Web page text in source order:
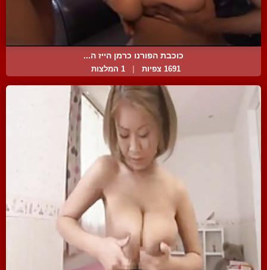
כוכבת הפורנו כרמן הייז ה...
1691 צפיות | 1 המלצות